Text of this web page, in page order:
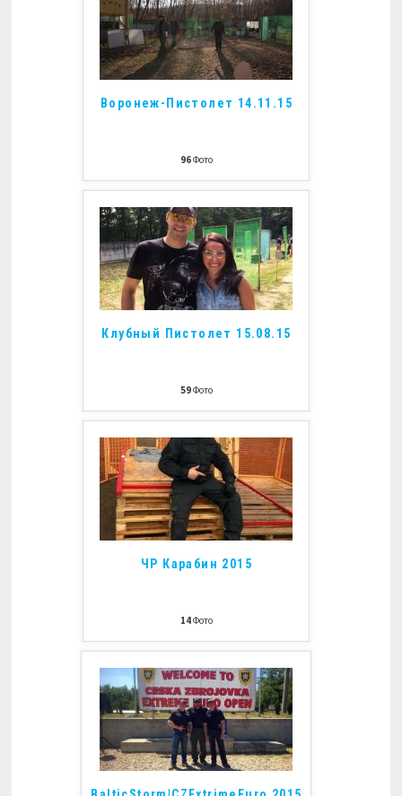
Воронеж-Пистолет 14.11.15
96Фото
Клубный Пистолет 15.08.15
59Фото
ЧР Карабин 2015
14Фото